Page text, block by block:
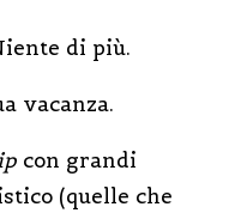
di più.
vacanza.
con grandi
(quelle che